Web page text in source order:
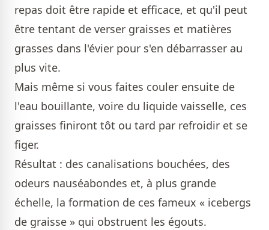
repas doit être rapide et efficace, et qu'il peut
être tentant de verser graisses et matières
grasses dans l'évier pour s'en débarrasser au
plus vite.
Mais même si vous faites couler ensuite de
l'eau bouillante, voire du liquide vaisselle, ces
graisses finiront tôt ou tard par refroidir et se
figer.
Résultat : des canalisations bouchées, des
odeurs nauséabondes et, à plus grande
échelle, la formation de ces fameux « icebergs
de graisse » qui obstruent les égouts.